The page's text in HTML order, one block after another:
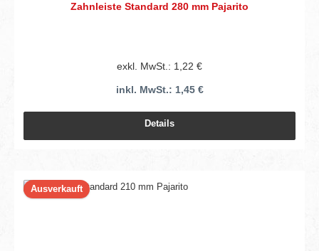
Zahnleiste Standard 280 mm Pajarito
exkl. MwSt.: 1,22 €
inkl. MwSt.: 1,45 €
Details
Ausverkauft